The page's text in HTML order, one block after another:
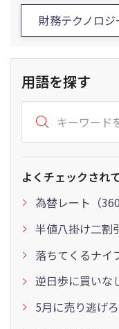
財務テクノロジ
用語を探す
よくチェックされ
為替レート（
半値八掛け二割
落ちてくるナイ
逆日歩に買いな
5月に売り逃げろ